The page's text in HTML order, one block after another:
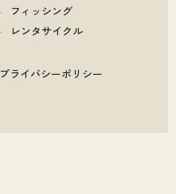
フィッシング
レンタサイクル
プライバシーポリシー